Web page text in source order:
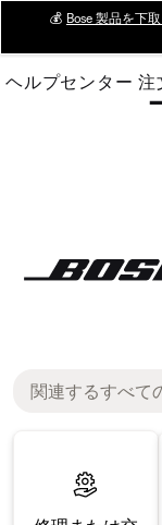
Main
💰 Bose 製品を下
ヘルプセンター 注